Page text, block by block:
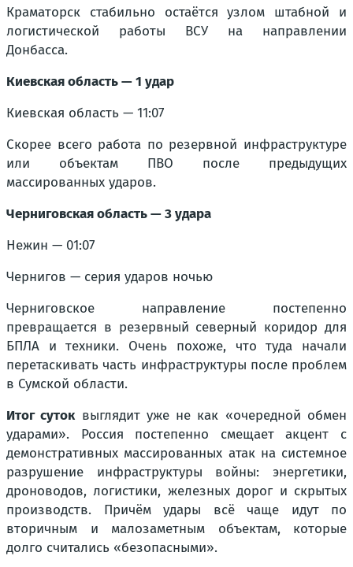
Краматорск стабильно остаётся узлом штабной и
логистической работы ВСУ на направлении
Донбасса.
Киевская область — 1 удар
Киевская область — 11:07
Скорее всего работа по резервной инфраструктуре
или объектам ПВО после предыдущих
массированных ударов.
Черниговская область — 3 удара
Нежин — 01:07
Чернигов — серия ударов ночью
Черниговское направление постепенно
превращается в резервный северный коридор для
БПЛА и техники. Очень похоже, что туда начали
перетаскивать часть инфраструктуры после проблем
в Сумской области.
Итог сутоквыглядит уже не как «очередной обмен
ударами». Россия постепенно смещает акцент с
демонстративных массированных атак на системное
разрушение инфраструктуры войны: энергетики,
дроноводов, логистики, железных дорог и скрытых
производств. Причём удары всё чаще идут по
вторичным и малозаметным объектам, которые
долго считались «безопасными».